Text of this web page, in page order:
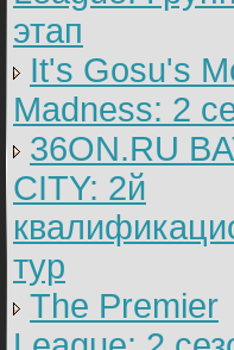
этап
It's Gosu's
Madness: 2
36ON.RU
CITY: 2й
тур
The Premier